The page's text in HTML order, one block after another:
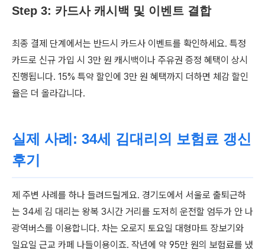
Step 3: 카드사 캐시백 및 이벤트 결합
최종 결제 단계에서는 반드시 카드사 이벤트를 확인하세요. 특정
카드로 신규 가입 시 3만 원 캐시백이나 주유권 증정 혜택이 상시
진행됩니다. 15% 특약 할인에 3만 원 혜택까지 더하면 체감 할인
율은 더 올라갑니다.
실제 사례: 34세 김대리의 보험료 갱신
후기
제 주변 사례를 하나 들려드릴게요. 경기도에서 서울로 출퇴근하
는 34세 김 대리는 왕복 3시간 거리를 도저히 운전할 엄두가 안 나
광역버스를 이용합니다. 차는 오로지 토요일 대형마트 장보기와
일요일 근교 카페 나들이용이죠. 작년에 약 95만 원의 보험료를 냈